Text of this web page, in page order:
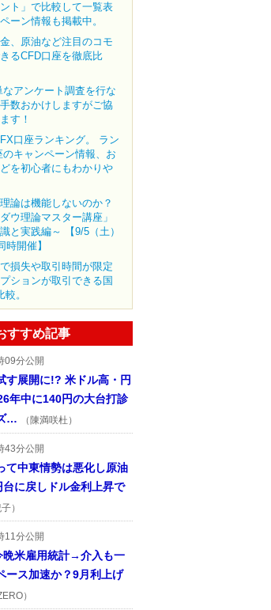
ト」で比較して一覧表
ーン情報も掲載中。
、原油など注目のコモ
るCFD口座を徹底比
アンケート調査を行な
数おかけしますがご協
す！
口座ランキング。 ラン
キャンペーン情報、お
を初心者にもわかりや
論は機能しないのか？
ウ理論マスター講座」
と実践編～ 【9/5（土）
開催】
損失や取引時間が限定
ションが取引できる国
。
すすめ記事
09分公開
す展開に!? 米ドル高・円
年中に140円の大台打診
…
（陳満咲杜）
43分公開
て中東情勢は悪化し原油
に戻しドル金利上昇で
）
11分公開
晩米雇用統計→介入も一
ース加速か？9月利上げ
）